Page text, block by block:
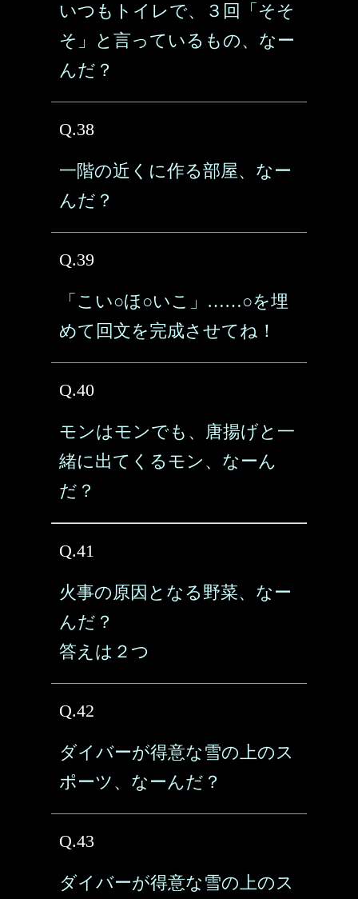
いつもトイレで、３回「そそ
そ」と言っているもの、なー
んだ？
Q.38
一階の近くに作る部屋、なー
んだ？
Q.39
「こい○ほ○いこ」……○を埋
めて回文を完成させてね！
Q.40
モンはモンでも、唐揚げと一
緒に出てくるモン、なーん
だ？
Q.41
火事の原因となる野菜、なー
んだ？
答えは２つ
Q.42
ダイバーが得意な雪の上のス
ポーツ、なーんだ？
Q.43
ダイバーが得意な雪の上のス